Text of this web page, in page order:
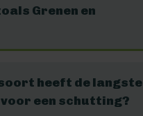
Grenen en
heeft de langste
een schutting?